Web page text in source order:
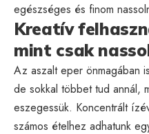
egészséges és finom
Kreatív
mint csak
Az aszalt eper önmagában
de sokkal többet tud annál,
eszegessük. Koncentrált
számos ételhez adhatunk